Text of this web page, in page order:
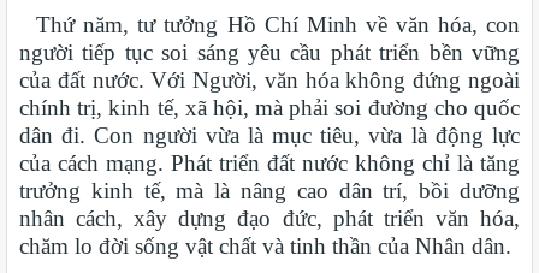
Thứ năm, tư tưởng Hồ Chí Minh về văn hóa, con
người tiếp tục soi sáng yêu cầu phát triển bền vững
của đất nước. Với Người, văn hóa không đứng ngoài
chính trị, kinh tế, xã hội, mà phải soi đường cho quốc
dân đi. Con người vừa là mục tiêu, vừa là động lực
của cách mạng. Phát triển đất nước không chỉ là tăng
trưởng kinh tế, mà là nâng cao dân trí, bồi dưỡng
nhân cách, xây dựng đạo đức, phát triển văn hóa,
chăm lo đời sống vật chất và tinh thần của Nhân dân.